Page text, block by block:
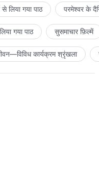
लिया गया पाठ परमेश्वर के
गया पाठ सुसमाचार फ़िल्में
कार्यक्रम श्रृंखला